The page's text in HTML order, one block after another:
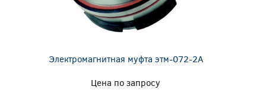
Электромагнитная муфта этм-072-2А
Цена по запросу